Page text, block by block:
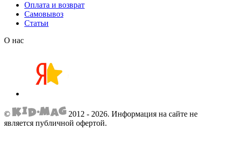
Оплата и возврат
Самовывоз
Статьи
О нас
© 2012 - 2026. Информация на сайте не
является публичной офертой.